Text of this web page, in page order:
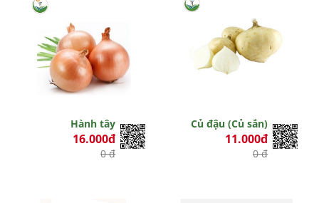
Hành tây
16.000đ
0 đ
Củ đậu (Củ sắn)
11.000đ
0 đ